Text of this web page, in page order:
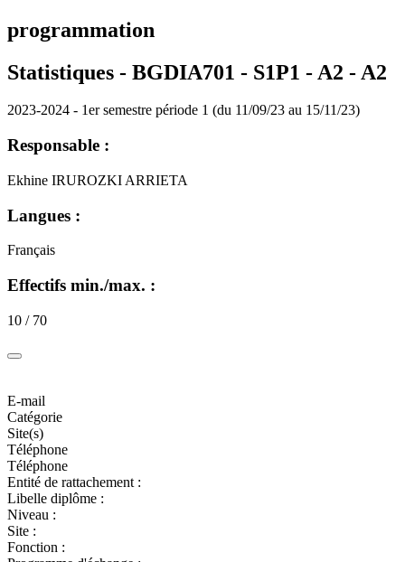
programmation
Statistiques - BGDIA701 - S1P1 - A2 - A2
2023-2024 - 1er semestre période 1 (du 11/09/23 au 15/11/23)
Responsable :
Ekhine IRUROZKI ARRIETA
Langues :
Français
Effectifs min./max. :
10 / 70
E-mail
Catégorie
Site(s)
Téléphone
Téléphone
Entité de rattachement :
Libelle diplôme :
Niveau :
Site :
Fonction :